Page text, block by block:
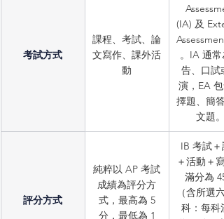
考試方式
課程、考試、論
文寫作、課外活
動
(IA) 及
。IA 通常
告、口試
演，EA 包
擇題、簡答
文題。
評分方式
純粹以 AP 考試
成績為評分方
式，最高為 5
分，最低為 1
IB 考試＋
＋活動＋寫
滿分為 45
（含所選
科：每科